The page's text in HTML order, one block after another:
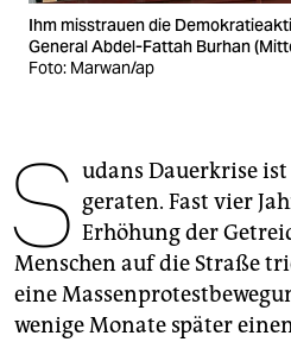
fragen & hilfe
genossenschaft
epaper login
Ihm misstrauen die
General Abdel-Fattah Burhan
Foto: Marwan/ap
S udans Dauerkrise
geraten. Fast vier
Erhöhung der
Menschen auf die Straße
eine
wenige Monate später